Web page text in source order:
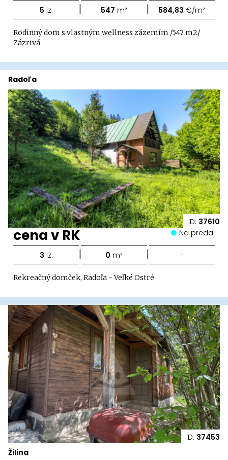
5 iz. | 547 m² | 584,83 €/m²
Rodinný dom s vlastným wellness zázemím /547 m2/
Zázrivá
ID: 37610
Radoľa
cena v RK Na predaj
3 iz. | 0 m² | -
Rekreačný domček, Radoľa - Veľké Ostré
ID: 37453
Žilina